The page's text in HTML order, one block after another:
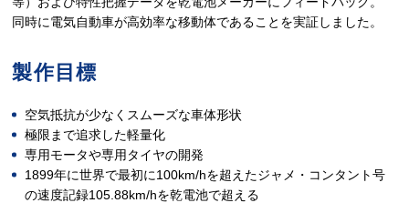
同時に電気自動車が高効率な移動体であることを実証しました。
製作目標
空気抵抗が少なくスムーズな車体形状
極限まで追求した軽量化
専用モータや専用タイヤの開発
1899年に世界で最初に100km/hを超えたジャメ・コンタント号
の速度記録105.88km/hを乾電池で超える